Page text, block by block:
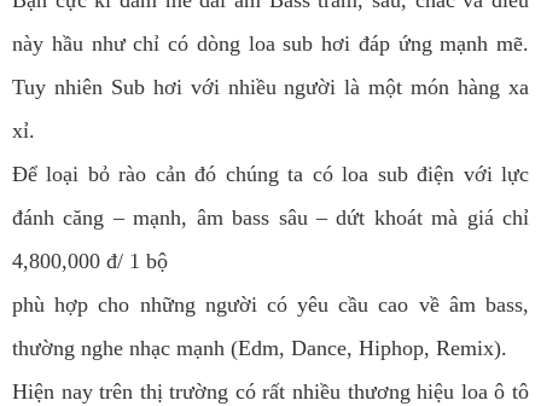
này hầu như chỉ có dòng loa sub hơi đáp ứng mạnh mẽ.
Tuy nhiên Sub hơi với nhiều người là một món hàng xa
xỉ.
Để loại bỏ rào cản đó chúng ta có loa sub điện với lực
đánh căng – mạnh, âm bass sâu – dứt khoát mà giá chỉ
4,800,000 đ/ 1 bộ
phù hợp cho những người có yêu cầu cao về âm bass,
thường nghe nhạc mạnh (Edm, Dance, Hiphop, Remix).
Hiện nay trên thị trường có rất nhiều thương hiệu loa ô tô